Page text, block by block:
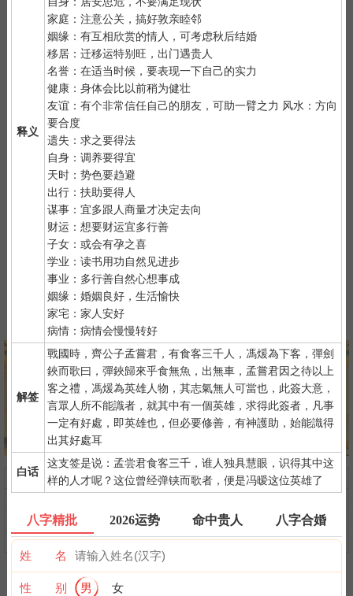
释义
家庭：注意公关，搞好敦亲睦邻
姻缘：有互相欣赏的情人，可考虑秋后结婚
移居：迁移运特别旺，出门遇贵人
名誉：在适当时候，要表现一下自己的实力
健康：身体会比以前稍为健壮
友谊：有个非常信任自己的朋友，可助一臂之力 风水：方向
要合度
遗失：求之要得法
自身：调养要得宜
天时：势色要趋避
出行：扶助要得人
谋事：宜多跟人商量才决定去向
财运：想要财运宜多行善
子女：或会有孕之喜
学业：读书用功自然见进步
事业：多行善自然心想事成
姻缘：婚姻良好，生活愉快
家宅：家人安好
病情：病情会慢慢转好
解签
戰國時，齊公子孟嘗君，有食客三千人，馮煖為下客，彈劍
鋏而歌曰，彈鋏歸來乎食無魚，出無車，孟嘗君因之待以上
客之禮，馮煖為英雄人物，其志氣無人可當也，此簽大意，
言眾人所不能識者，就其中有一個英雄，求得此簽者，凡事
一定有好處，即英雄也，但必要修善，有神護助，始能識得
出其好處耳
白话
这支签是说：孟尝君食客三千，谁人独具慧眼，识得其中这
样的人才呢？这位曾经弹铗而歌者，便是冯暧这位英雄了
八字精批 2026运势 命中贵人 八字合婚
姓 名
性 别 男 女
抽签前先净手后双手合十虔诚默念 "大仙大仙、指点迷津"。
默念自己姓名、出生时间、居住地址；再请求需要指点的事
情；最后点上面的签筒开始抽签！心诚则灵，否则掷到笑杯的机率
很高。
抽签的时间：中午十二点左右和晚上十一点前或者后，晚上十
一点是阴阳相接之时，最适宜抽签，抽签的信息也最准确；房事后
和打雷下大雨时不要抽签，因为此时信息不稳。
紫微详批 奇门遁甲
八字终身运 河洛一生婚禄
问前程 命中贵人
第一桶金
横财运
后天富贵
隐藏财禄
旺夫旺妻
翻身转机 AI手相